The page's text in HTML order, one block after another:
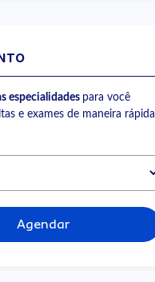
especialidades para você
e exames de maneira rápida
Agendar